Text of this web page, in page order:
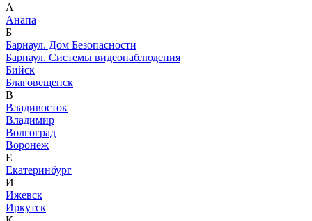
А
Анапа
Б
Барнаул. Дом Безопасности
Барнаул. Системы видеонаблюдения
Бийск
Благовещенск
В
Владивосток
Владимир
Волгоград
Воронеж
Е
Екатеринбург
И
Ижевск
Иркутск